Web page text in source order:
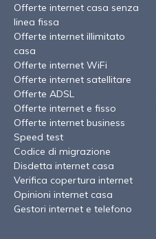
Offerte internet casa senza
linea fissa
Offerte internet illimitato
casa
Offerte internet WiFi
Offerte internet satellitare
Offerte ADSL
Offerte internet e fisso
Offerte internet business
Speed test
Codice di migrazione
Disdetta internet casa
Verifica copertura internet
Opinioni internet casa
Gestori internet e telefono